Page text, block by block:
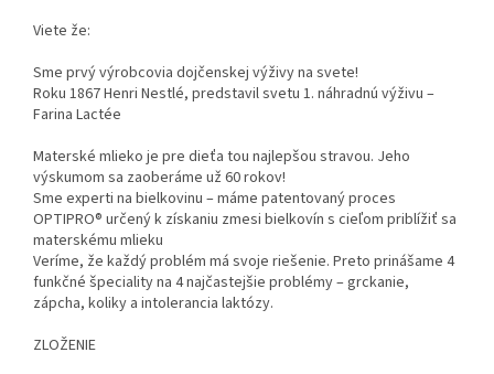
Viete že:
Sme prvý výrobcovia dojčenskej výživy na svete!
Roku 1867 Henri Nestlé, predstavil svetu 1. náhradnú výživu –
Farina Lactée
Materské mlieko je pre dieťa tou najlepšou stravou. Jeho
výskumom sa zaoberáme už 60 rokov!
Sme experti na bielkovinu – máme patentovaný proces
OPTIPRO® určený k získaniu zmesi bielkovín s cieľom priblížiť sa
materskému mlieku
Veríme, že každý problém má svoje riešenie. Preto prinášame 4
funkčné špeciality na 4 najčastejšie problémy – grckanie,
zápcha, koliky a intolerancia laktózy.
ZLOŽENIE